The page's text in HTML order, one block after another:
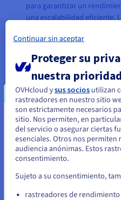
para garantizar un
una escalabilidad eficiente.
solicitudes hacia la
geográficamente. Por
procedente de América del
clúster ubicado en
mientras que una solicitud
procesada por un clúster
Las reglas de ponderación
precisas permiten repartir
distintos clúesteres.
Al tratarse de una
Parece que está
Unidos
Si quiere hacer un pedido desde
el sitio web adecuado y crear una
Continuar sin aceptar
Proteger su
nuestra prioridad
OVHcloud ysus socios utilizan
rastreadores en nuestro sitio
son estrictamente necesarios
sitio. Nos permiten, en
del servicio o asegurar ciertas
esenciales. Otros nos permiten
audiencia anónimas. Estos
consentimiento.
Sujeto a su consentimiento,
rastreadores de